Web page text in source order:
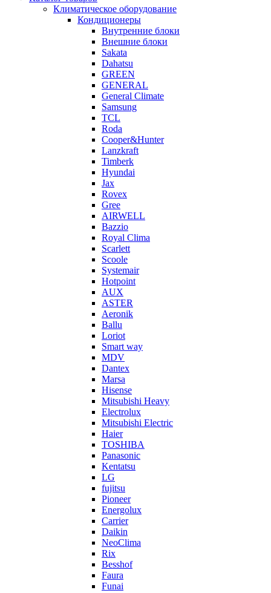
Климатическое оборудование
Кондиционеры
Внутренние блоки
Внешние блоки
Sakata
Dahatsu
GREEN
GENERAL
General Climate
Samsung
TCL
Roda
Cooper&Hunter
Lanzkraft
Timberk
Hyundai
Jax
Rovex
Gree
AIRWELL
Bazzio
Royal Clima
Scarlett
Scoole
Systemair
Hotpoint
AUX
ASTER
Aeronik
Ballu
Loriot
Smart way
MDV
Dantex
Marsa
Hisense
Mitsubishi Heavy
Electrolux
Mitsubishi Electric
Haier
TOSHIBA
Panasonic
Kentatsu
LG
fujitsu
Pioneer
Energolux
Carrier
Daikin
NeoClima
Rix
Besshof
Faura
Funai